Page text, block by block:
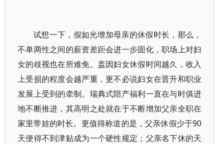
试想一下，假如光增加母亲的休假时长，那么，
不单两性之间的薪资差距会进一步固化，职场上对妇
女的歧视也在所难免。盖因妇女休假时间越久，收入
上受损的程度会越严重，更不必说妇女在晋升和职业
发展上受到的牵制。瑞典式陪产福利一直在与时俱进
地不断推进，其高明之处就在于不断增加父亲全职在
家里带娃的时长。更值得称道的是，父亲休假少于90
天便得不到津贴成为一个硬性规定；父亲名下休的天